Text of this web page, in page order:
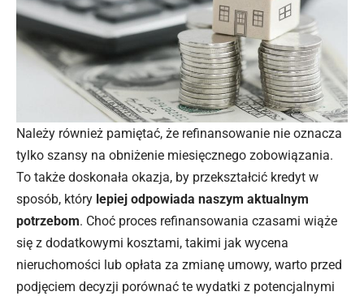
Należy również pamiętać, że refinansowanie nie oznacza
tylko szansy na obniżenie miesięcznego zobowiązania.
To także doskonała okazja, by przekształcić kredyt w
sposób, który lepiej odpowiada naszym aktualnym
potrzebom. Choć proces refinansowania czasami wiąże
się z dodatkowymi kosztami, takimi jak wycena
nieruchomości lub opłata za zmianę umowy, warto przed
podjęciem decyzji porównać te wydatki z potencjalnymi